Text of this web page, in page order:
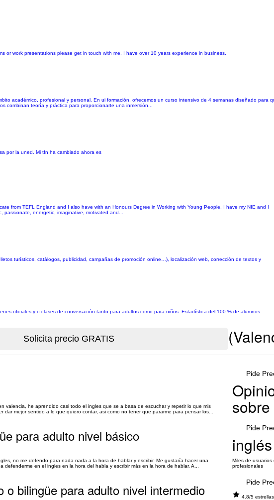
work presentations please get in touch with me. I have over 10 years experience in business.
académico, profesional y personal. En ui formación, ofrecemos un curso intensivo de 4 semanas diseñado para
combinan teoría y práctica para proporcionarte una inmersión...
por la uned. Mi tfn ha cambiado ahora es
from TEFL England and I also have with an Honours Degree in Working with Young People. I have my NIE and I
energetic, imaginative, motivated and...
turísticos, catálogos, publicidad, campañas de promoción online…), localización web, corrección de textos y
oficiales y o clases de conversación tanto para adultos como para niños. Estadística del 100 % de alumnos
valencia, he aprendido casi todo el ingles que se a basa de escuchar y repetir lo que mis
mejor sentido a lo que quiero contar, asi como no tener que pararme para pensar los...
Pide
para adulto nivel básico
no me defendo para nada nada a la hora de hablar y escribir. Me gustaría hacer una
en el ingles en la hora del habla y escribir más en la hora de hablar. A...
Pide
bilingüe para adulto nivel intermedio Pide
Miles de
profesionales
4.8/5 estrellas